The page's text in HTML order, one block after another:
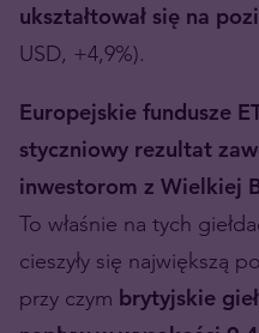
ukształtował się na
USD, +4,9%).
Europejskie fundusze
styczniowy rezultat
inwestorom z Wielkiej
To właśnie na tych
cieszyły się największą
przy czym brytyjskie